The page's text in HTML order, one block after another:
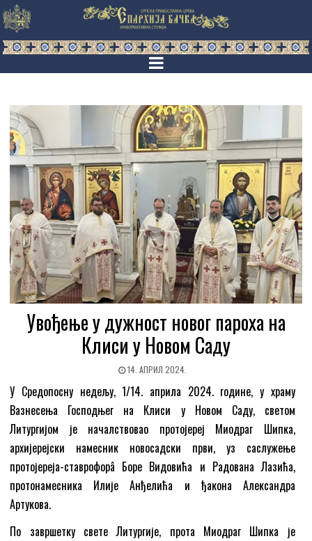
Увођење у дужност новог пароха на
Клиси у Новом Саду
14. АПРИЛ 2024.
У Средопосну недељу, 1/14. априла 2024. године, у храму
Вазнесења Господњег на Клиси у Новом Саду, светом
Литургијом је началствовао протојереј Миодраг Шипка,
архијерејски намесник новосадски први, уз саслужење
протојереја-ставрофорâ Боре Видовића и Радована Лазића,
протонамесника Илије Анђелића и ђакона Александра
Артукова.
По завршетку свете Литургије, прота Миодраг Шипка је